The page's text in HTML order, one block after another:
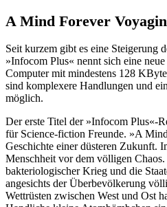
A Mind Forever
Seit kurzem gibt es eine Steigerung
»Infocom Plus« nennt sich eine
Computer mit mindestens 128
sind komplexere Handlungen und
möglich.
Der erste Titel der »Infocom Plus«-
für Science-fiction Freunde. »A
Geschichte einer düsteren Zukunft.
Menschheit vor dem völligen
bakteriologischer Krieg und die
angesichts der Überbevölkerung
Wettrüsten zwischen West und Ost